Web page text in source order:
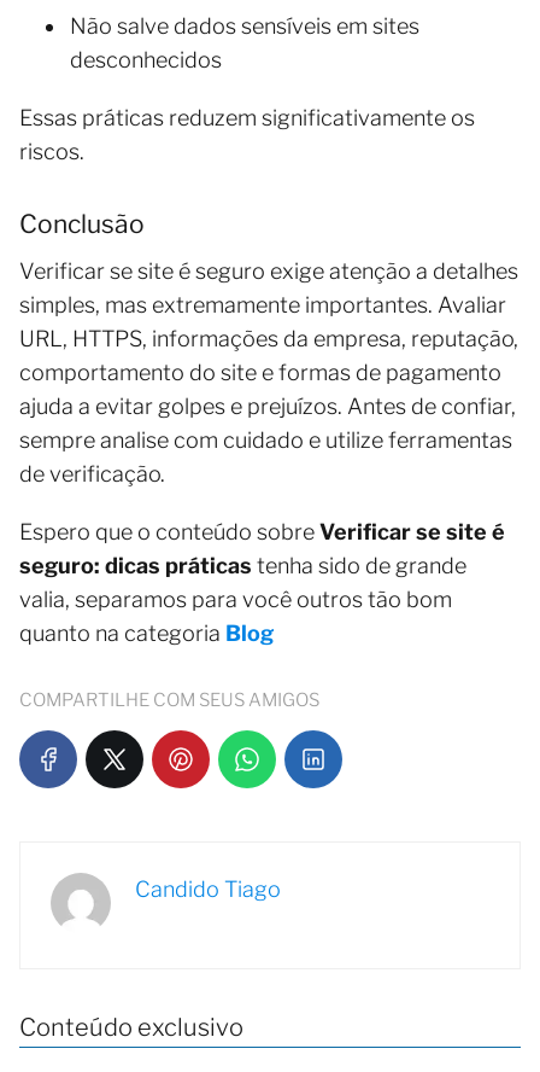
Não salve dados sensíveis em sites
desconhecidos
Essas práticas reduzem significativamente os
riscos.
Conclusão
Verificar se site é seguro exige atenção a detalhes
simples, mas extremamente importantes. Avaliar
URL, HTTPS, informações da empresa, reputação,
comportamento do site e formas de pagamento
ajuda a evitar golpes e prejuízos. Antes de confiar,
sempre analise com cuidado e utilize ferramentas
de verificação.
Espero que o conteúdo sobreVerificar se site é
seguro: dicas práticas tenha sido de grande
valia, separamos para você outros tão bom
quanto na categoria Blog
COMPARTILHE COM SEUS AMIGOS
Candido Tiago
Conteúdo exclusivo